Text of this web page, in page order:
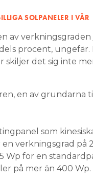
SOLPANELER I VÅR
av
procent, ungefär.
skiljer det sig inte
en av grundarna
som
en verkningsgrad på
Wp för en
på mer än 400 Wp.